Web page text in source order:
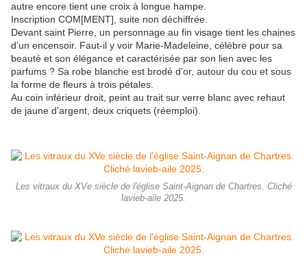
autre encore tient une croix à longue hampe.
Inscription COM[MENT], suite non déchiffrée.
Devant saint Pierre, un personnage au fin visage tient les chaines
d'un encensoir. Faut-il y voir Marie-Madeleine, célèbre pour sa
beauté et son élégance et caractérisée par son lien avec les
parfums ? Sa robe blanche est brodé d'or, autour du cou et sous
la forme de fleurs à trois pétales.
Au coin inférieur droit, peint au trait sur verre blanc avec rehaut
de jaune d'argent, deux criquets (réemploi).
Les vitraux du XVe siècle de l'église Saint-Aignan de Chartres. Cliché
lavieb-aile 2025.